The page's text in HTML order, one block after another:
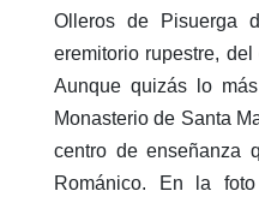
Olleros de Pisuerga
eremitorio rupestre,
Aunque quizás lo
Monasterio de Santa
centro de enseñanza
Románico. En la